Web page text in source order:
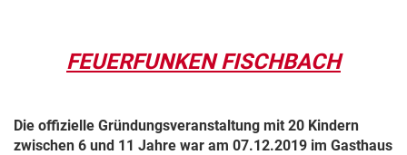
FEUERFUNKEN FISCHBACH
Die offizielle Gründungsveranstaltung mit 20 Kindern
zwischen 6 und 11 Jahre war am 07.12.2019 im Gasthaus